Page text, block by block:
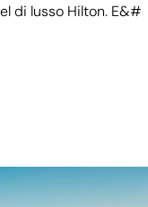
di lusso Hilton. E&#